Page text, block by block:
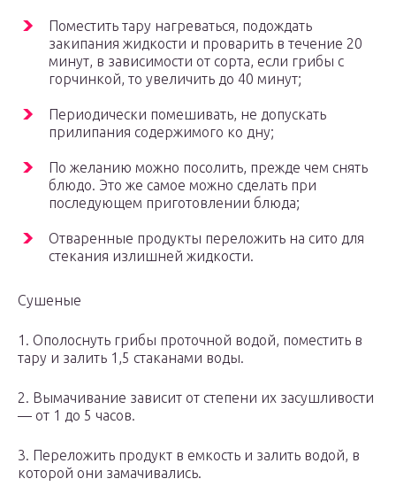
Поместить тару нагреваться, подождать
закипания жидкости и проварить в течение 20
минут, в зависимости от сорта, если грибы с
горчинкой, то увеличить до 40 минут;
Периодически помешивать, не допускать
прилипания содержимого ко дну;
По желанию можно посолить, прежде чем снять
блюдо. Это же самое можно сделать при
последующем приготовлении блюда;
Отваренные продукты переложить на сито для
стекания излишней жидкости.
Сушеные
1. Ополоснуть грибы проточной водой, поместить в
тару и залить 1,5 стаканами воды.
2. Вымачивание зависит от степени их засушливости
— от 1 до 5 часов.
3. Переложить продукт в емкость и залить водой, в
которой они замачивались.